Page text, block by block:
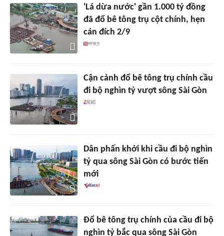
'Lá dừa nước' gần 1.000 tỷ đồng
đã đổ bê tông trụ cột chính, hẹn
cán đích 2/9
Cận cảnh đổ bê tông trụ chính cầu
đi bộ nghìn tỷ vượt sông Sài Gòn
Dân phấn khởi khi cầu đi bộ nghìn
tỷ qua sông Sài Gòn có bước tiến
mới
Đổ bê tông trụ chính của cầu đi bộ
nghìn tỷ bắc qua sông Sài Gòn